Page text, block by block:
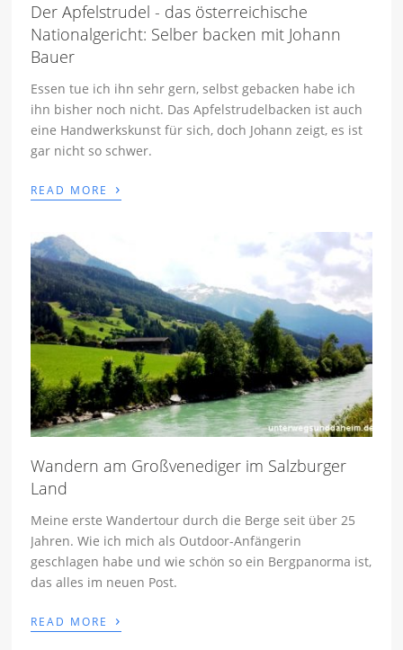
Der Apfelstrudel - das österreichische
Nationalgericht: Selber backen mit Johann
Bauer
Essen tue ich ihn sehr gern, selbst gebacken habe ich
ihn bisher noch nicht. Das Apfelstrudelbacken ist auch
eine Handwerkskunst für sich, doch Johann zeigt, es ist
gar nicht so schwer.
READ MORE ›
Wandern am Großvenediger im Salzburger
Land
Meine erste Wandertour durch die Berge seit über 25
Jahren. Wie ich mich als Outdoor-Anfängerin
geschlagen habe und wie schön so ein Bergpanorma ist,
das alles im neuen Post.
READ MORE ›